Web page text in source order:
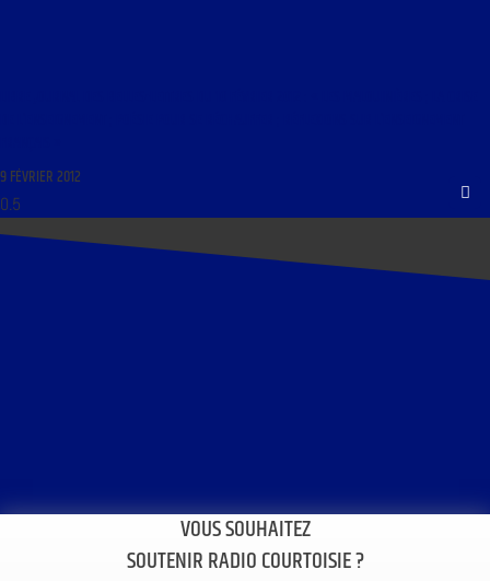
9 FÉVRIER 2012
VOUS SOUHAITEZ
SOUTENIR RADIO COURTOISIE ?